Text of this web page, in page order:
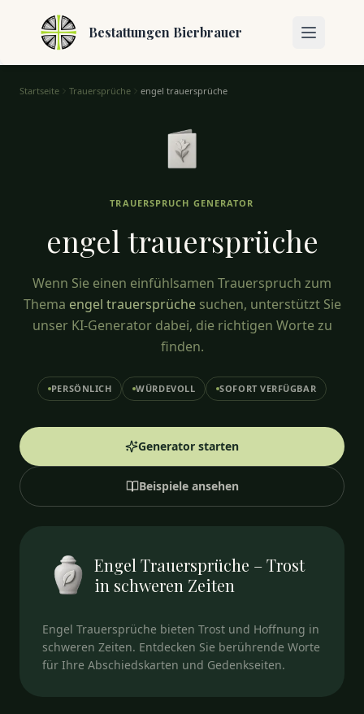
Bestattungen Bierbrauer
Startseite Trauersprüche engel trauersprüche
TRAUERSPRUCH GENERATOR
engel trauersprüche
Wenn Sie einen einfühlsamen Trauerspruch zum
Thema engel trauersprüchesuchen, unterstützt Sie
unser KI-Generator dabei, die richtigen Worte zu
finden.
PERSÖNLICH WÜRDEVOLL SOFORT VERFÜGBAR
Generator starten
Beispiele ansehen
Engel Trauersprüche – Trost
in schweren Zeiten
Engel Trauersprüche bieten Trost und Hoffnung in
schweren Zeiten. Entdecken Sie berührende Worte
für Ihre Abschiedskarten und Gedenkseiten.